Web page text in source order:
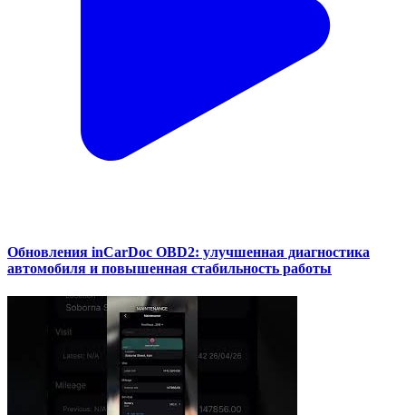
Обновления inCarDoc OBD2: улучшенная диагностика
автомобиля и повышенная стабильность работы